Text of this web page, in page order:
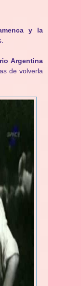
y la
Argentina
de volverla